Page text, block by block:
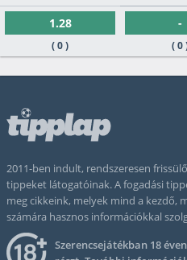
1.28
( 0 )
-
( 0
2011-ben indult, rendszeresen
tippeket látogatóinak. A fogadási
meg cikkeink, melyek mind a kezdő,
számára hasznos információkkal
Szerencsejátékban 18